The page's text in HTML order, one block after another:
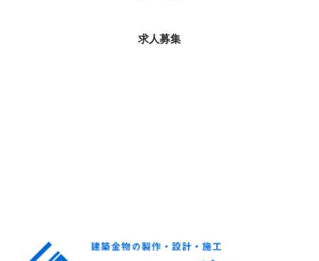
求人募集